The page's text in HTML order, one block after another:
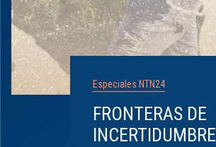
Especiales NTN24
FRONTERAS DE
INCERTIDUMBRE